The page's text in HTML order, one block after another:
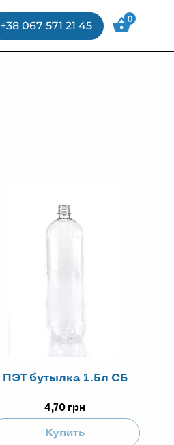
+38 067 571 21 45
0
ПЭТ бутылка 1.5л СБ
4,70 грн
Купить